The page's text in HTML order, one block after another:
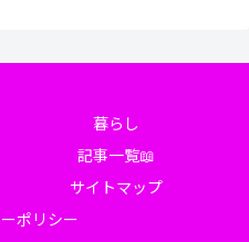
暮らし
記事一覧📖
サイトマップ
ポリシー